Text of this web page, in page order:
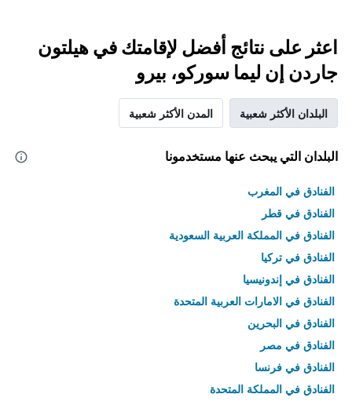
اعثر على نتائج أفضل لإقامتك في هيلتون
جاردن إن ليما سوركو، بيرو
البلدان الأكثر شعبية المدن الأكثر شعبية
البلدان التي يبحث عنها مستخدمونا
الفنادق في المغرب
الفنادق في قطر
الفنادق في المملكة العربية السعودية
الفنادق في تركيا
الفنادق في إندونيسيا
الفنادق في الامارات العربية المتحدة
الفنادق في البحرين
الفنادق في مصر
الفنادق في فرنسا
الفنادق في المملكة المتحدة